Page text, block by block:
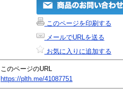
このページを印刷する
メールでURLを送る
お気に入りに追加する
このページのURL
https://plth.me/41087751